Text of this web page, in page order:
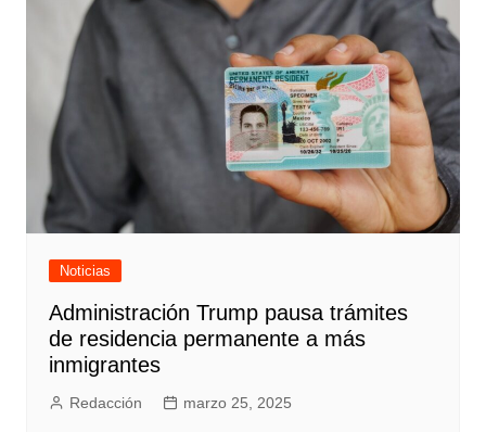
Noticias
Administración Trump pausa trámites
de residencia permanente a más
inmigrantes
Redacción marzo 25, 2025